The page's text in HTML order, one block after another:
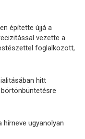
építette újjá a
vezette a
foglalkozott,
hitt
ugyanolyan